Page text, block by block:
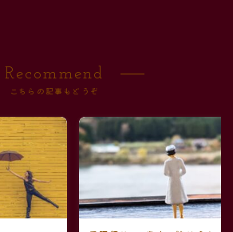
Recommend
こちらの記事もどうぞ